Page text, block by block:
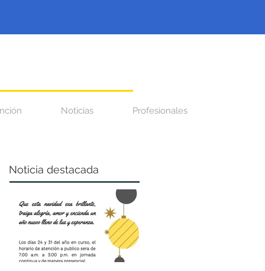
Noticias Profesionales
Noticia destacada